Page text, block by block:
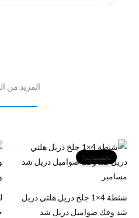
المزيد من
تخفيضات!
شنطة 4×1 جلخ دريل هلتي دريل
شد وفك صواميل دريل شد
السعر
الأصلي
هو:
الحالي
هو: